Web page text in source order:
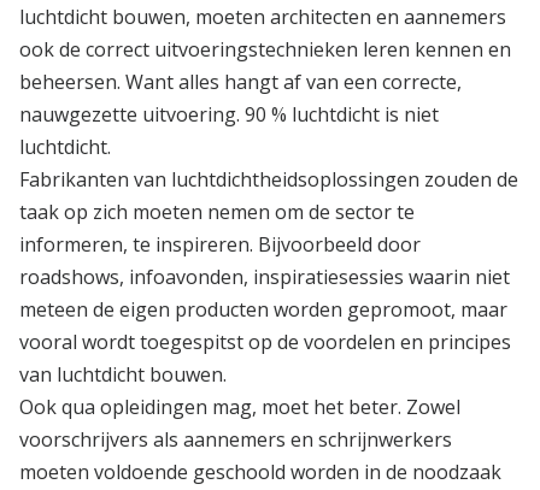
luchtdicht bouwen, moeten architecten en aannemers
ook de correct uitvoeringstechnieken leren kennen en
beheersen. Want alles hangt af van een correcte,
nauwgezette uitvoering. 90 % luchtdicht is niet
luchtdicht.
Fabrikanten van luchtdichtheidsoplossingen zouden de
taak op zich moeten nemen om de sector te
informeren, te inspireren. Bijvoorbeeld door
roadshows, infoavonden, inspiratiesessies waarin niet
meteen de eigen producten worden gepromoot, maar
vooral wordt toegespitst op de voordelen en principes
van luchtdicht bouwen.
Ook qua opleidingen mag, moet het beter. Zowel
voorschrijvers als aannemers en schrijnwerkers
moeten voldoende geschoold worden in de noodzaak